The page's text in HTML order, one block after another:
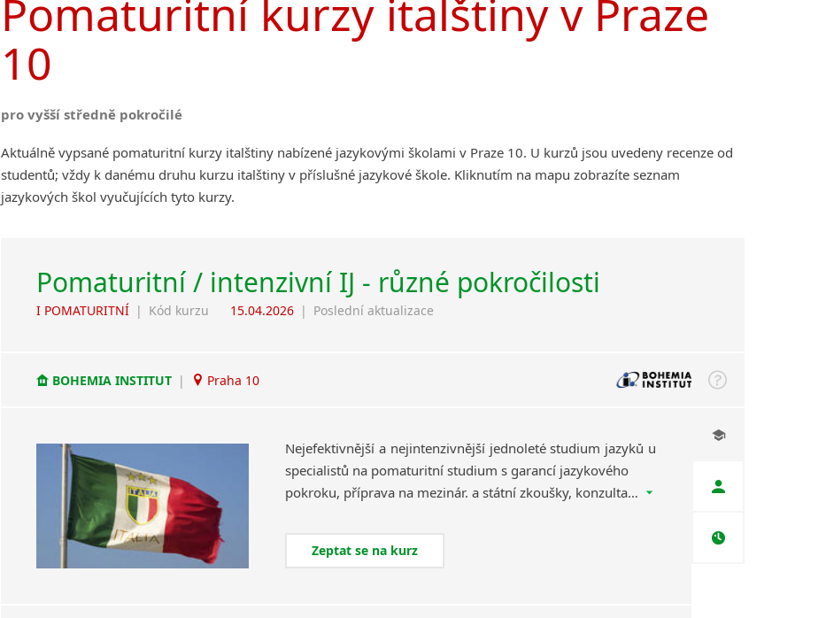
Pomaturitní kurzy italštiny v Praze
10
pro vyšší středně pokročilé
Aktuálně vypsané pomaturitní kurzy italštiny nabízené jazykovými školami v Praze 10. U kurzů jsou uvedeny recenze od
studentů; vždy k danému druhu kurzu italštiny v příslušné jazykové škole. Kliknutím na mapu zobrazíte seznam
jazykových škol vyučujících tyto kurzy.
Pomaturitní / intenzivní IJ - různé pokročilosti
I POMATURITNÍ | Kód kurzu 15.04.2026 | Poslední aktualizace
BOHEMIA INSTITUT | Praha 10
Nejefektivnější a nejintenzivnější jednoleté studium jazyků u
specialistů na pomaturitní studium s garancí jazykového
pokroku, příprava na mezinár. a státní zkoušky, konzultace zdarma, studentský klub, zajištění učebnic, testů, aktivit, výletů.
Zeptat se na kurz